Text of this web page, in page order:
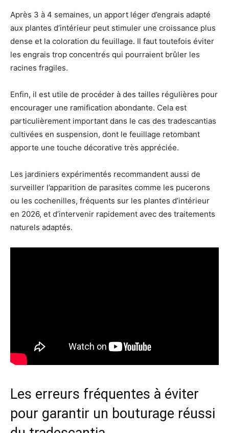
Après 3 à 4 semaines, un apport léger d’engrais adapté
aux plantes d’intérieur peut stimuler une croissance plus
dense et la coloration du feuillage. Il faut toutefois éviter
les engrais trop concentrés qui pourraient brûler les
racines fragiles.
Enfin, il est utile de procéder à des tailles régulières pour
encourager une ramification abondante. Cela est
particulièrement important dans le cas des tradescantias
cultivées en suspension, dont le feuillage retombant
apporte une touche décorative très appréciée.
Les jardiniers expérimentés recommandent aussi de
surveiller l’apparition de parasites comme les pucerons
ou les cochenilles, fréquents sur les plantes d’intérieur
en 2026, et d’intervenir rapidement avec des traitements
naturels adaptés.
Les erreurs fréquentes à éviter
pour garantir un bouturage réussi